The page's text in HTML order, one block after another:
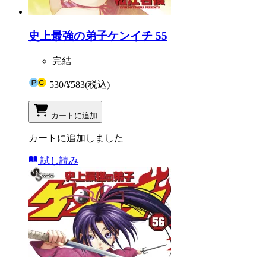
史上最強の弟子ケンイチ 55
完結
530/¥583(税込)
カートに追加
カートに追加しました
試し読み